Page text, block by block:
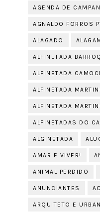
AGENDA DE
AGNALDO FORROS
ALAGADO
ALFINETADA
ALFINETADA
ALFINETADA
ALFINETADA
ALFINETADAS DO
ALGINETADA
AMAR E VIVER!
ANIMAL PERDIDO
ANUNCIANTES
ARQUITETO E